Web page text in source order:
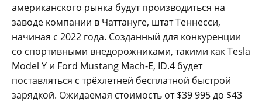
американского рынка будут производиться на
заводе компании в Чаттануге, штат Теннесси,
начиная с 2022 года. Созданный для конкуренции
со спортивными внедорожниками, такими как Tesla
Model Y и Ford Mustang Mach-E, ID.4 будет
поставляться с трёхлетней бесплатной быстрой
зарядкой. Ожидаемая стоимость от $39 995 до $43